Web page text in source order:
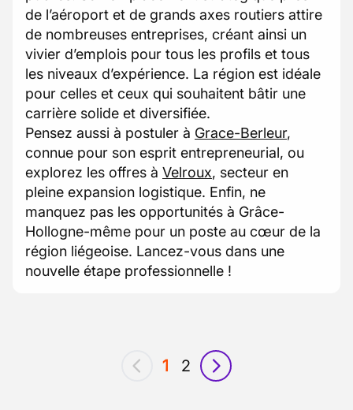
de l’aéroport et de grands axes routiers attire
de nombreuses entreprises, créant ainsi un
vivier d’emplois pour tous les profils et tous
les niveaux d’expérience. La région est idéale
pour celles et ceux qui souhaitent bâtir une
carrière solide et diversifiée.
Pensez aussi à postuler à Grace-Berleur,
connue pour son esprit entrepreneurial, ou
explorez les offres à Velroux, secteur en
pleine expansion logistique. Enfin, ne
manquez pas les opportunités à Grâce-
Hollogne-même pour un poste au cœur de la
région liégeoise. Lancez-vous dans une
nouvelle étape professionnelle !
précédent
1 2
suivant